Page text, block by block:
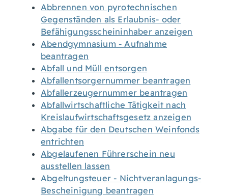
Abbrennen von pyrotechnischen
Gegenständen als Erlaubnis- oder
Befähigungsscheininhaber anzeigen
Abendgymnasium - Aufnahme
beantragen
Abfall und Müll entsorgen
Abfallentsorgernummer beantragen
Abfallerzeugernummer beantragen
Abfallwirtschaftliche Tätigkeit nach
Kreislaufwirtschaftsgesetz anzeigen
Abgabe für den Deutschen Weinfonds
entrichten
Abgelaufenen Führerschein neu
ausstellen lassen
Abgeltungsteuer - Nichtveranlagungs-
Bescheinigung beantragen